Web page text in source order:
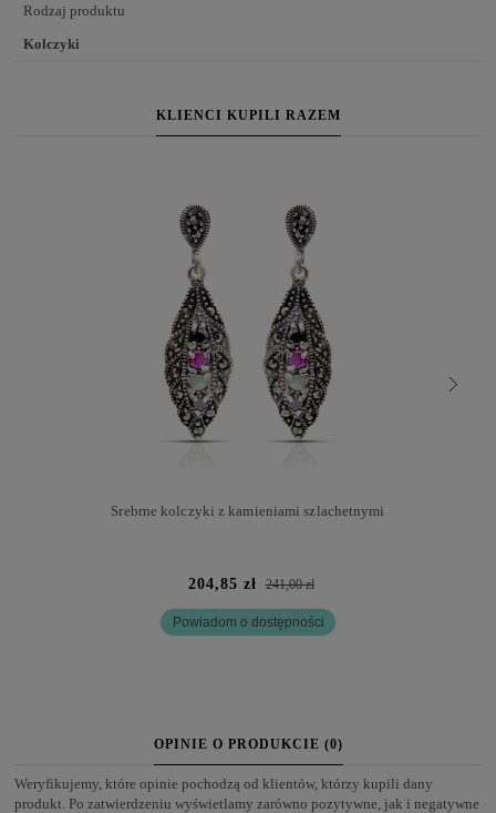
Rodzaj produktu
Kolczyki
KLIENCI KUPILI RAZEM
Srebrne kolczyki z kamieniami szlachetnymi
204,85 zł 241,00 zł
Powiadom o dostępności
OPINIE O PRODUKCIE (0)
Weryfikujemy, które opinie pochodzą od klientów, którzy kupili dany
produkt. Po zatwierdzeniu wyświetlamy zarówno pozytywne, jak i negatywne